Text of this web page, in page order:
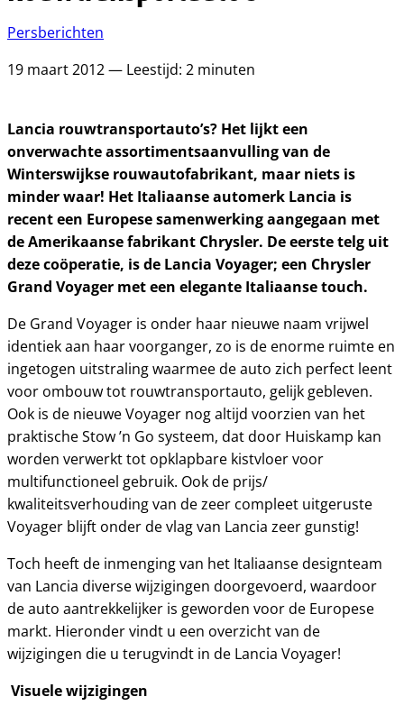
Persberichten
19 maart 2012 — Leestijd: 2 minuten
Lancia rouwtransportauto’s? Het lijkt een
onverwachte assortimentsaanvulling van de
Winterswijkse rouwautofabrikant, maar niets is
minder waar! Het Italiaanse automerk Lancia is
recent een Europese samenwerking aangegaan met
de Amerikaanse fabrikant Chrysler. De eerste telg uit
deze coöperatie, is de Lancia Voyager; een Chrysler
Grand Voyager met een elegante Italiaanse touch.
De Grand Voyager is onder haar nieuwe naam vrijwel
identiek aan haar voorganger, zo is de enorme ruimte en
ingetogen uitstraling waarmee de auto zich perfect leent
voor ombouw tot rouwtransportauto, gelijk gebleven.
Ook is de nieuwe Voyager nog altijd voorzien van het
praktische Stow ’n Go systeem, dat door Huiskamp kan
worden verwerkt tot opklapbare kistvloer voor
multifunctioneel gebruik. Ook de prijs/
kwaliteitsverhouding van de zeer compleet uitgeruste
Voyager blijft onder de vlag van Lancia zeer gunstig!
Toch heeft de inmenging van het Italiaanse designteam
van Lancia diverse wijzigingen doorgevoerd, waardoor
de auto aantrekkelijker is geworden voor de Europese
markt. Hieronder vindt u een overzicht van de
wijzigingen die u terugvindt in de Lancia Voyager!
Visuele wijzigingen